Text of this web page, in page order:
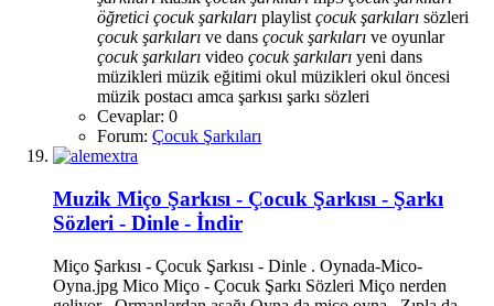
öğretici çocuk şarkıları playlist çocuk şarkıları sözleri
çocuk şarkıları ve dans çocuk şarkıları ve oyunlar
çocuk şarkıları video çocuk şarkıları yeni dans
müzikleri müzik eğitimi okul müzikleri okul öncesi
müzik postacı amca şarkısı şarkı sözleri
Cevaplar: 0
Forum: Çocuk Şarkıları
Muzik Miço Şarkısı - Çocuk Şarkısı - Şarkı
Sözleri - Dinle - İndir
Miço Şarkısı - Çocuk Şarkısı - Dinle . Oynada-Mico-
Oyna.jpg Mico Miço - Çocuk Şarkı Sözleri Miço nerden